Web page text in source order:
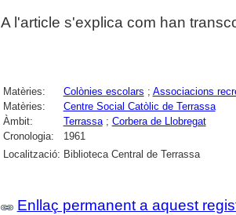
A l'article s'explica com han
Matèries: Colònies escolars ; Associacions
Matèries:
Centre Social Catòlic de Terrassa
Àmbit:
Terrassa; Corbera de Llobregat
Cronologia:
1961
Localització: Biblioteca Central de Terrassa
Enllaç permanent a aquest